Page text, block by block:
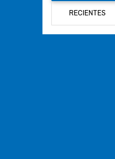
RECIENTES
Centroamericanos y del Caribe